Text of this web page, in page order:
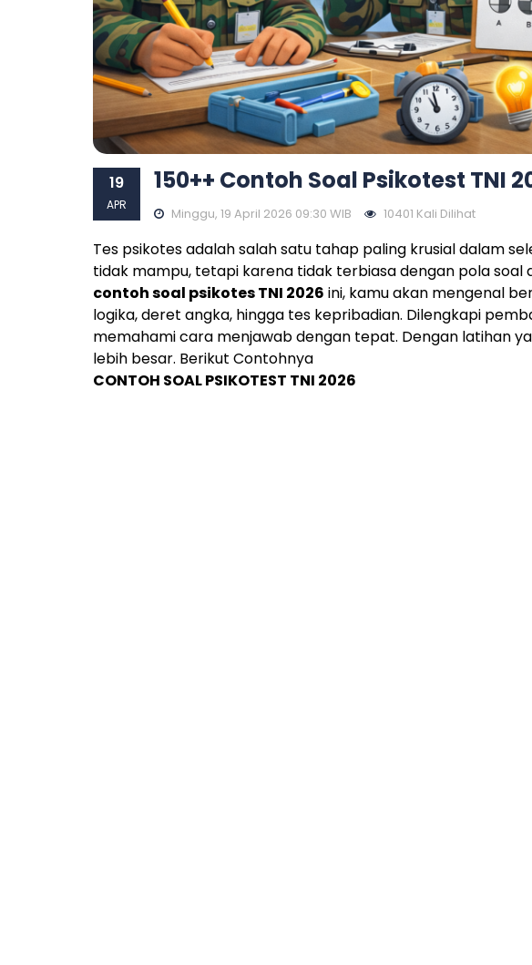
19
APR
150++ Contoh Soal Psikotest TNI
Minggu, 19 April 2026 09:30 WIB 10401 Kali Dilihat
Tes psikotes adalah salah satu tahap paling krusial dalam
tidak mampu, tetapi karena tidak terbiasa dengan pola soal
contoh soal psikotes TNI 2026 ini, kamu akan mengenal
logika, deret angka, hingga tes kepribadian. Dilengkapi
memahami cara menjawab dengan tepat. Dengan latihan
lebih besar. Berikut Contohnya
CONTOH SOAL PSIKOTEST TNI 2026